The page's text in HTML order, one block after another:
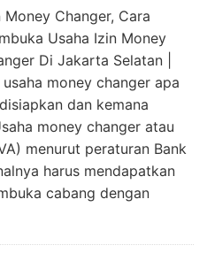
Money Changer, Cara
Usaha Izin Money
Di Jakarta Selatan |
money changer apa
dan kemana
money changer atau
menurut peraturan Bank
harus mendapatkan
cabang dengan